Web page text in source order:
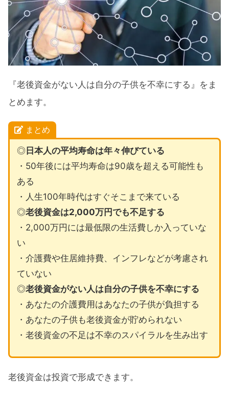
『老後資金がない人は自分の子供を不幸にする』をま
とめます。
まとめ
◎ 日本人の平均寿命は年々伸びている
・50年後には平均寿命は90歳を超える可能性も
ある
・人生100年時代はすぐそこまで来ている
◎老後資金は2,000万円でも不足する
・2,000万円には最低限の生活費しか入っていな
い
・介護費や住居維持費、インフレなどが考慮され
ていない
◎老後資金がない人は自分の子供を不幸にする
・あなたの介護費用はあなたの子供が負担する
・あなたの子供も老後資金が貯められない
・老後資金の不足は不幸のスパイラルを生み出す
老後資金は投資で形成できます。